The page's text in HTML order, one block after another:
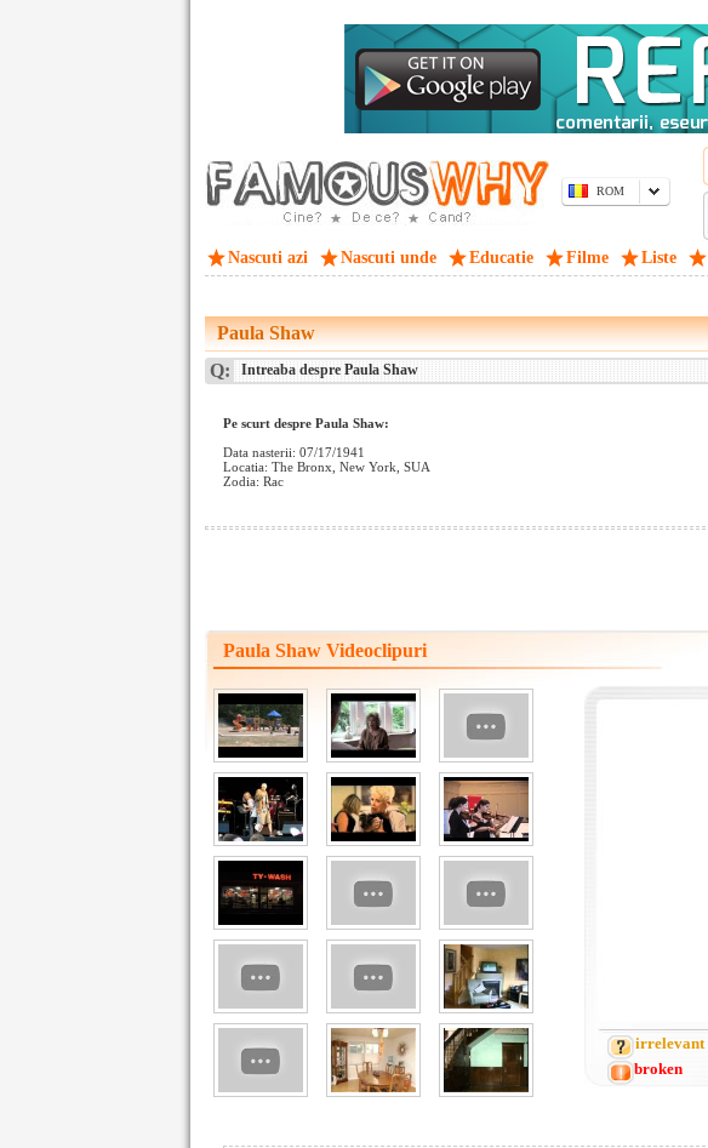
ROM
Nascuti azi Nascuti unde Educatie Filme Liste
Paula Shaw
Q: Intreaba despre Paula Shaw
Pe scurt despre Paula Shaw:
Data nasterii: 07/17/1941
Locatia: The Bronx, New York, SUA
Zodia: Rac
Paula Shaw Videoclipuri
irrelevant
broken